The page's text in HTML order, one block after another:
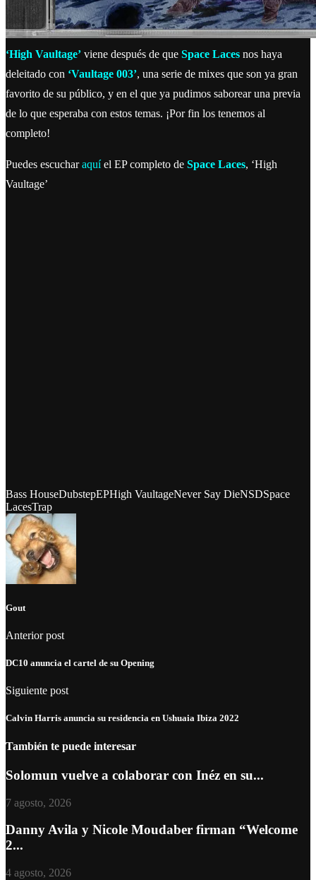
‘High Vaultage’ viene después de que Space Laces nos haya
deleitado con ‘Vaultage 003’, una serie de mixes que son ya gran
favorito de su público, y en el que ya pudimos saborear una previa
de lo que esperaba con estos temas. ¡Por fin los tenemos al
completo!
Puedes escucharaquíel EP completo de Space Laces, ‘High
Vaultage’
Bass HouseDubstepEPHigh VaultageNever Say DieNSDSpace
LacesTrap
Gout
Anterior post
DC10 anuncia el cartel de su Opening
Siguiente post
Calvin Harris anuncia su residencia en Ushuaia Ibiza 2022
También te puede interesar
Solomun vuelve a colaborar con Inéz en su...
7 agosto, 2026
Danny Avila y Nicole Moudaber firman “Welcome
2...
4 agosto, 2026